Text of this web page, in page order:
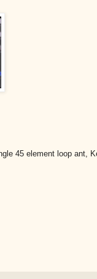
45 element loop ant,